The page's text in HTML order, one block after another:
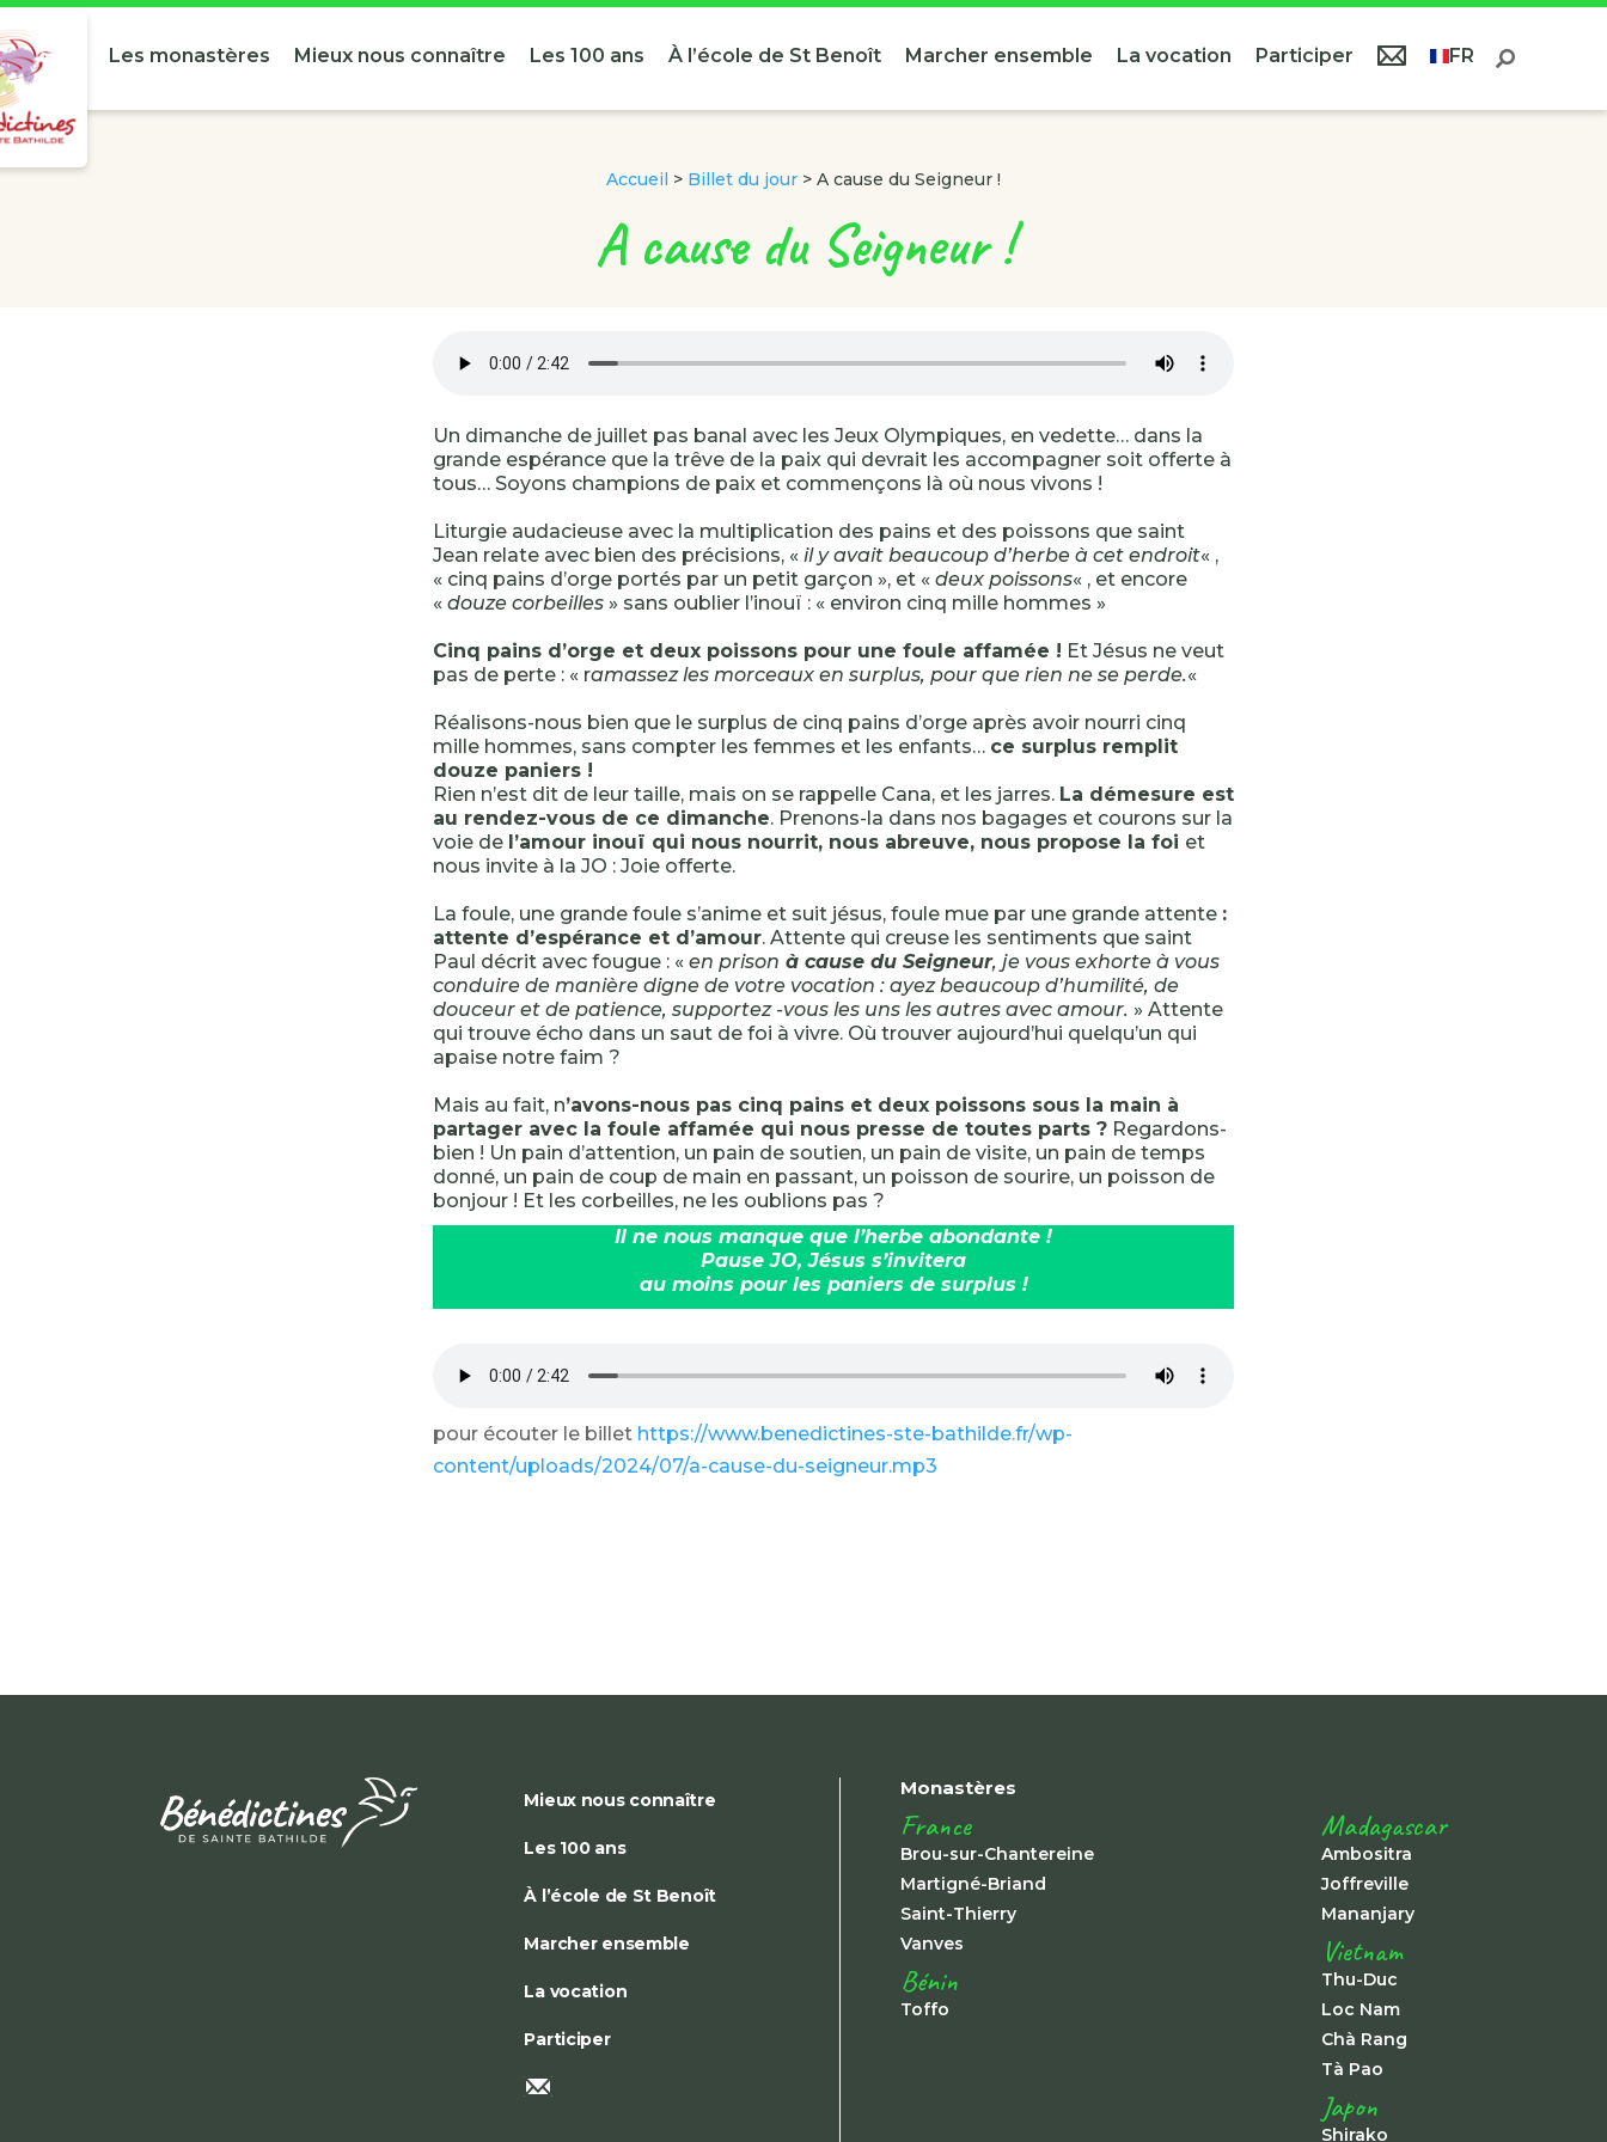
Les monastères Mieux nous connaître Les 100 ans À l’école de St Benoît Marcher ensemble La vocation Participer FR
Accueil > Billet du jour > A cause du Seigneur !
A cause du Seigneur !
Un dimanche de juillet pas banal avec les Jeux Olympiques, en vedette… dans la
grande espérance que la trêve de la paix qui devrait les accompagner soit offerte à
tous… Soyons champions de paix et commençons là où nous vivons !
Liturgie audacieuse avec la multiplication des pains et des poissons que saint
Jean relate avec bien des précisions, « il y avait beaucoup d’herbe à cet endroit« ,
« cinq pains d’orge portés par un petit garçon », et « deux poissons« , et encore
« douze corbeilles » sans oublier l’inouï : « environ cinq mille hommes »
Cinq pains d’orge et deux poissons pour une foule affamée ! Et Jésus ne veut
pas de perte : « ramassez les morceaux en surplus, pour que rien ne se perde.«
Réalisons-nous bien que le surplus de cinq pains d’orge après avoir nourri cinq
mille hommes, sans compter les femmes et les enfants… ce surplus remplit
douze paniers !
Rien n’est dit de leur taille, mais on se rappelle Cana, et les jarres. La démesure est
au rendez-vous de ce dimanche. Prenons-la dans nos bagages et courons sur la
voie de l’amour inouï qui nous nourrit, nous abreuve, nous propose la foi et
nous invite à la JO : Joie offerte.
La foule, une grande foule s’anime et suit jésus, foule mue par une grande attente :
attente d’espérance et d’amour. Attente qui creuse les sentiments que saint
Paul décrit avec fougue : « en prison à cause du Seigneur, je vous exhorte à vous
conduire de manière digne de votre vocation : ayez beaucoup d’humilité, de
douceur et de patience, supportez -vous les uns les autres avec amour. » Attente
qui trouve écho dans un saut de foi à vivre. Où trouver aujourd’hui quelqu’un qui
apaise notre faim ?
Mais au fait, n’avons-nous pas cinq pains et deux poissons sous la main à
partager avec la foule affamée qui nous presse de toutes parts ? Regardons-
bien ! Un pain d’attention, un pain de soutien, un pain de visite, un pain de temps
donné, un pain de coup de main en passant, un poisson de sourire, un poisson de
bonjour ! Et les corbeilles, ne les oublions pas ?
Il ne nous manque que l’herbe abondante !
Pause JO, Jésus s’invitera
au moins pour les paniers de surplus !
pour écouter le billet https://www.benedictines-ste-bathilde.fr/wp-
content/uploads/2024/07/a-cause-du-seigneur.mp3
Mieux nous connaître
Les 100 ans
À l’école de St Benoît
Marcher ensemble
La vocation
Participer
Monastères
France
Brou-sur-Chantereine
Martigné-Briand
Saint-Thierry
Vanves
Bénin
Toffo
Madagascar
Ambositra
Joffreville
Mananjary
Vietnam
Thu-Duc
Loc Nam
Chà Rang
Tà Pao
Japon
Shirako